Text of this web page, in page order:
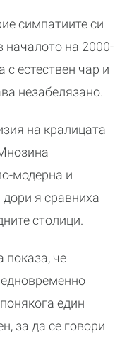
симпатиите си
началото на 2000-
естествен чар и
незабелязано.
на кралицата
модерна и
дори я сравниха
столици.
показа, че
един
за да се говори